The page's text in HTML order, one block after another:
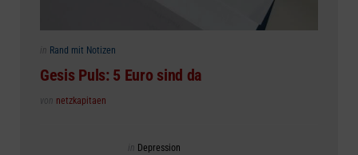
Posted
in Rand mit Notizen
Gesis Puls: 5 Euro sind da
Posted
von netzkapitaen
Posted
in Depression